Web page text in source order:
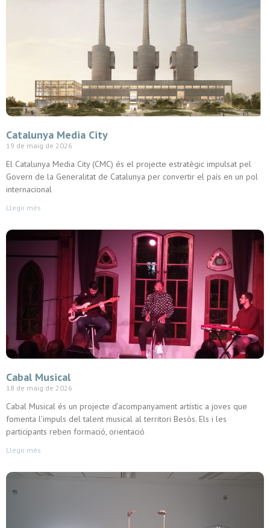
Catalunya Media City
19 de maig de 2026
El Catalunya Media City (CMC) és el projecte estratègic impulsat pel
Govern de la Generalitat de Catalunya per convertir el país en un pol
internacional
Llegir més
Cabal Musical
18 de maig de 2026
Cabal Musical és un projecte d’acompanyament artístic a joves que
fomenta l’impuls del talent musical al territori Besòs. Els i les
participants reben formació, orientació
Llegir més